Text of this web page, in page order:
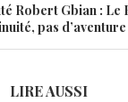
Robert Gbian : Le
pas d’aventure
LIRE AUSSI